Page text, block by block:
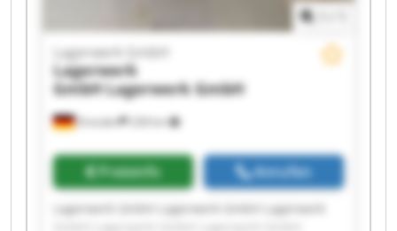
Dresden 228 km
Lagerwerk GmbH
Lagerwerk
GmbHLagerwerk GmbH
Preisinfo Anrufen
Lagerwerk GmbH Lagerwerk GmbH Lagerwerk